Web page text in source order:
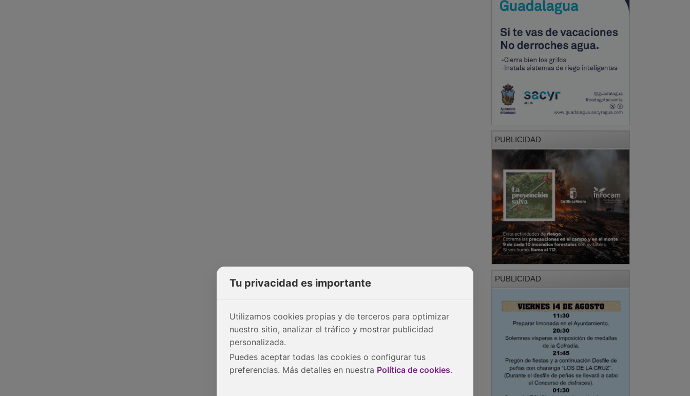
PUBLICIDAD
PUBLICIDAD
Tu privacidad es importante
Utilizamos cookies propias y de terceros para optimizar
nuestro sitio, analizar el tráfico y mostrar publicidad
personalizada.
Puedes aceptar todas las cookies o configurar tus
preferencias. Más detalles en nuestra Política de cookies.